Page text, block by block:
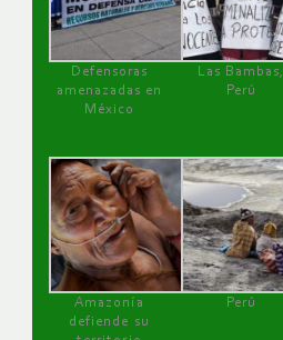
Defensoras
amenazadas en
México
Las Bambas,
Perú
Amazonía
defiende su
Perú